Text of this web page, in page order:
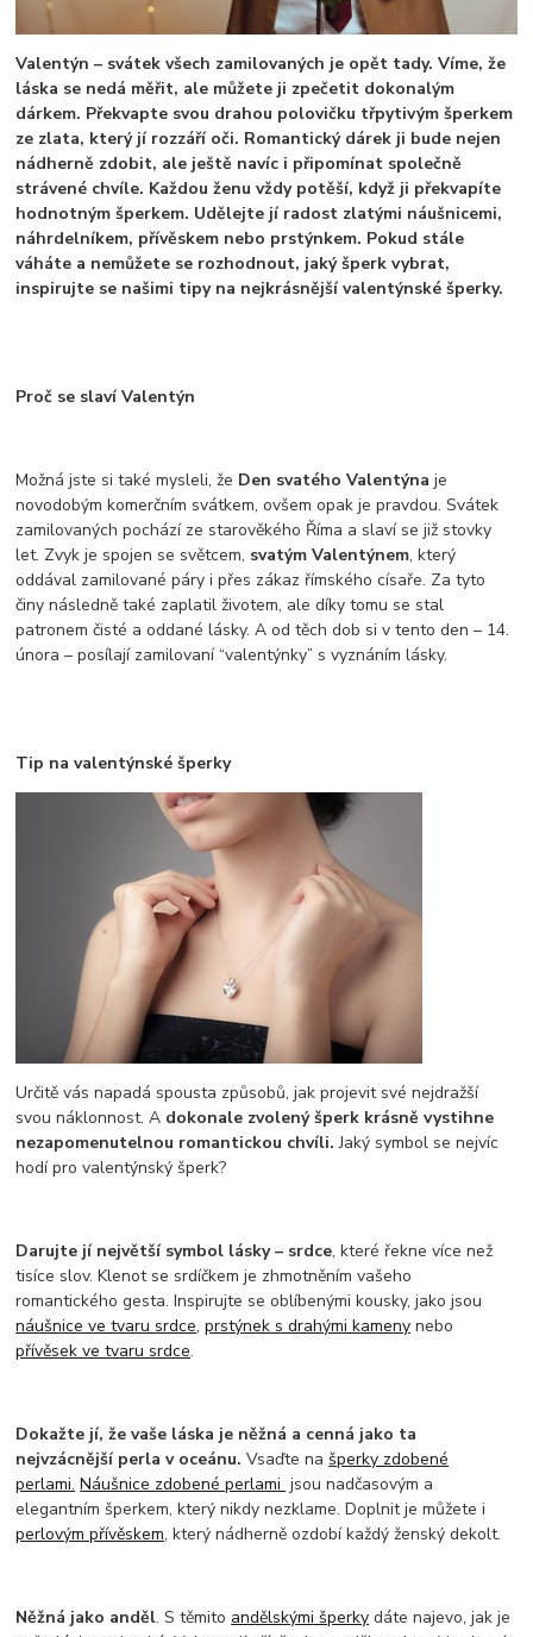
Valentýn – svátek všech zamilovaných je opět tady. Víme, že
láska se nedá měřit, ale můžete ji zpečetit dokonalým
dárkem. Překvapte svou drahou polovičku třpytivým šperkem
ze zlata, který jí rozzáří oči. Romantický dárek ji bude nejen
nádherně zdobit, ale ještě navíc i připomínat společně
strávené chvíle. Každou ženu vždy potěší, když ji překvapíte
hodnotným šperkem. Udělejte jí radost zlatými náušnicemi,
náhrdelníkem, přívěskem nebo prstýnkem. Pokud stále
váháte a nemůžete se rozhodnout, jaký šperk vybrat,
inspirujte se našimi tipy na nejkrásnější valentýnské šperky.
Proč se slaví Valentýn
Možná jste si také mysleli, že Den svatého Valentýna je
novodobým komerčním svátkem, ovšem opak je pravdou. Svátek
zamilovaných pochází ze starověkého Říma a slaví se již stovky
let. Zvyk je spojen se světcem, svatým Valentýnem, který
oddával zamilované páry i přes zákaz římského císaře. Za tyto
činy následně také zaplatil životem, ale díky tomu se stal
patronem čisté a oddané lásky. A od těch dob si v tento den – 14.
února – posílají zamilovaní “valentýnky” s vyznáním lásky.
Tip na valentýnské šperky
Určitě vás napadá spousta způsobů, jak projevit své nejdražší
svou náklonnost. A dokonale zvolený šperk krásně vystihne
nezapomenutelnou romantickou chvíli. Jaký symbol se nejvíc
hodí pro valentýnský šperk?
Darujte jí největší symbol lásky – srdce, které řekne více než
tisíce slov. Klenot se srdíčkem je zhmotněním vašeho
romantického gesta. Inspirujte se oblíbenými kousky, jako jsou
náušnice ve tvaru srdce,prstýnek s drahými kameny nebo
přívěsek ve tvaru srdce.
Dokažte jí, že vaše láska je něžná a cenná jako ta
nejvzácnější perla v oceánu. Vsaďte našperky zdobené
perlami. Náušnice zdobené perlami jsou nadčasovým a
elegantním šperkem, který nikdy nezklame. Doplnit je můžete i
perlovým přívěskem, který nádherně ozdobí každý ženský dekolt.
Něžná jako anděl. S těmito andělskými šperky dáte najevo, jak je